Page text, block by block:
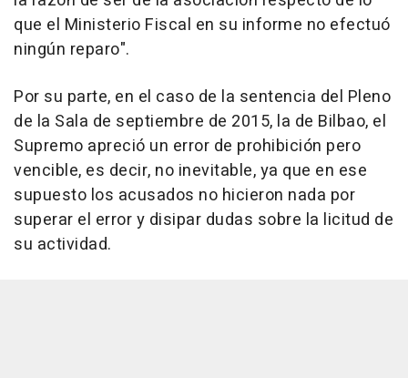
que el Ministerio Fiscal en su informe no efectuó
ningún reparo".
Por su parte, en el caso de la sentencia del Pleno
de la Sala de septiembre de 2015, la de Bilbao, el
Supremo apreció un error de prohibición pero
vencible, es decir, no inevitable, ya que en ese
supuesto los acusados no hicieron nada por
superar el error y disipar dudas sobre la licitud de
su actividad.